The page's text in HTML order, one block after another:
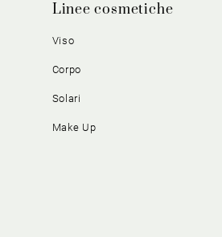
Linee cosmetiche
Viso
Corpo
Solari
Make Up